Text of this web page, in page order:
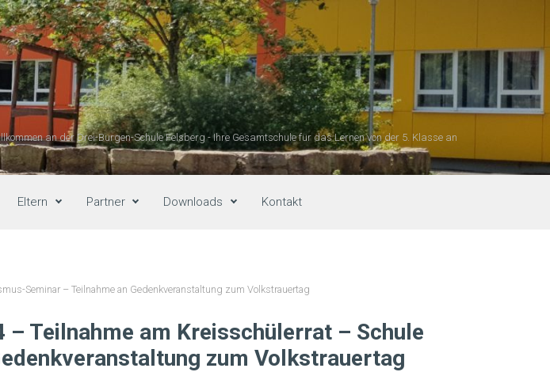
an der Drei-Burgen-Schule Felsberg - Ihre Gesamtschule für das Lernen von der 5. Klasse an
Eltern Partner Downloads Kontakt
Seminar – Teilnahme an Gedenkveranstaltung zum Volkstrauertag
Teilnahme am Kreisschülerrat – Schule
zum Volkstrauertag